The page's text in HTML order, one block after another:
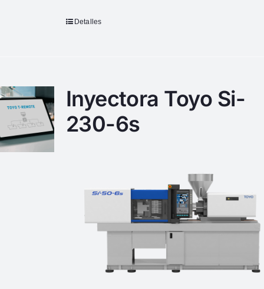
Detalles
Inyectora Toyo Si-
230-6s